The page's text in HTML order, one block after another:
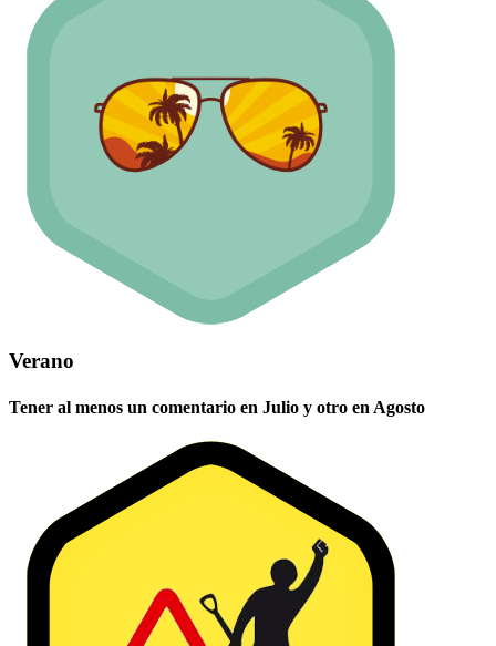
Verano
Tener al menos un comentario en Julio y otro en Agosto